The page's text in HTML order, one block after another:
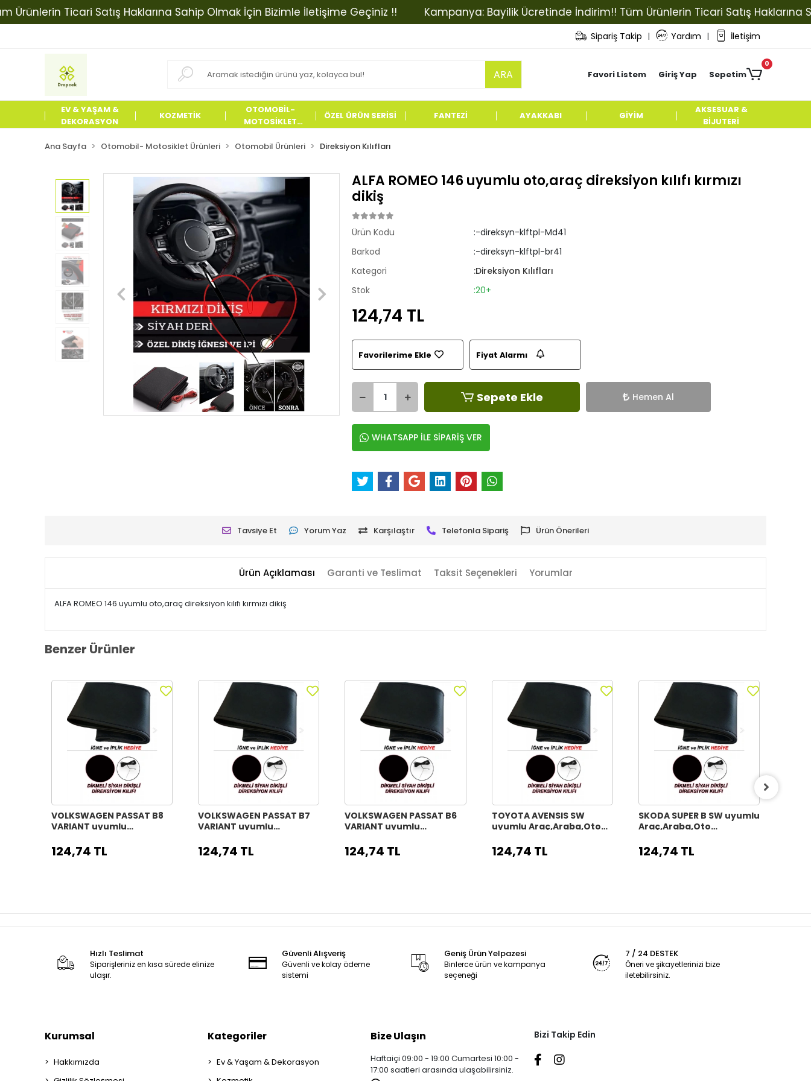
Ticari Satış Haklarına Sahip Olmak İçin Bizimle İletişime Geçiniz !! Kampanya: Bayilik Ücretinde İndirim!! Tüm Ürünlerin Ticari Satış Haklarına
Sipariş Takip | Yardım | İletişim
ARA Favori Listem Giriş Yap Sepetim
0
EV & YAŞAM &
DEKORASYON
KOZMETİK
OTOMOBİL-
MOTOSİKLET
ÖZEL ÜRÜN SERİSİ FANTEZİ AYAKKABI GİYİM
AKSESUAR &
BİJUTERİ
Ana Sayfa Otomobil- Motosiklet Ürünleri Otomobil Ürünleri Direksiyon Kılıfları
ALFA ROMEO 146 uyumlu oto,araç direksiyon kılıfı kırmızı
dikiş
Ürün Kodu
:-direksyn-klftpl-Md41
Barkod
:-direksyn-klftpl-br41
Kategori
:Direksiyon Kılıfları
Stok
:20+
124,74 TL
Favorilerime Ekle Fiyat Alarmı
Sepete Ekle Hemen Al
WHATSAPP İLE SİPARİŞ VER
Tavsiye Et Yorum Yaz Karşılaştır Telefonla Sipariş Ürün Önerileri
Ürün Açıklaması Garanti ve Teslimat Taksit Seçenekleri Yorumlar
ALFA ROMEO 146 uyumlu oto,araç direksiyon kılıfı kırmızı dikiş
Benzer Ürünler
VOLKSWAGEN PASSAT B8
VARIANT uyumlu
direksiyon kılıfı siyah dikiş
124,74 TL
VOLKSWAGEN PASSAT B7
VARIANT uyumlu
direksiyon kılıfı siyah dikiş
124,74 TL
VOLKSWAGEN PASSAT B6
VARIANT uyumlu
direksiyon kılıfı siyah dikiş
124,74 TL
TOYOTA AVENSIS SW
uyumlu Araç,Araba,Oto
124,74 TL
SKODA SUPER B SW uyumlu
Araç,Araba,Oto
124,74 TL
Hızlı Teslimat
Siparişleriniz en kısa sürede elinize
ulaşır.
Güvenli Alışveriş
Güvenli ve kolay ödeme
sistemi
Geniş Ürün Yelpazesi
Binlerce ürün ve kampanya
seçeneği
7 / 24 DESTEK
Öneri ve şikayetlerinizi bize
iletebilirsiniz.
Kurumsal
Hakkımızda
Kategoriler
Ev & Yaşam & Dekorasyon
Bize Ulaşın
Haftaiçi 09:00 - 19:00 Cumartesi 10:00 -
17:00 saatleri arasında ulaşabilirsiniz.
Bizi Takip Edin